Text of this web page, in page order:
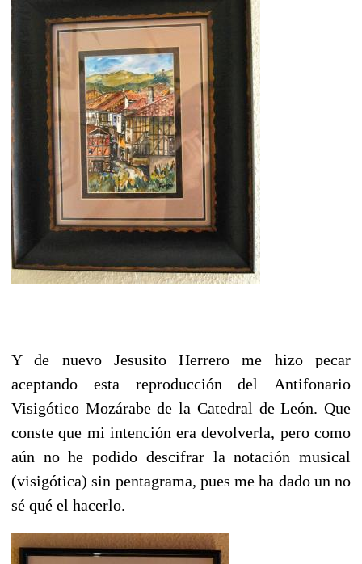
Y de nuevo Jesusito Herrero me hizo pecar
aceptando esta reproducción del Antifonario
Visigótico Mozárabe de la Catedral de León. Que
conste que mi intención era devolverla, pero como
aún no he podido descifrar la notación musical
(visigótica) sin pentagrama, pues me ha dado un no
sé qué el hacerlo.